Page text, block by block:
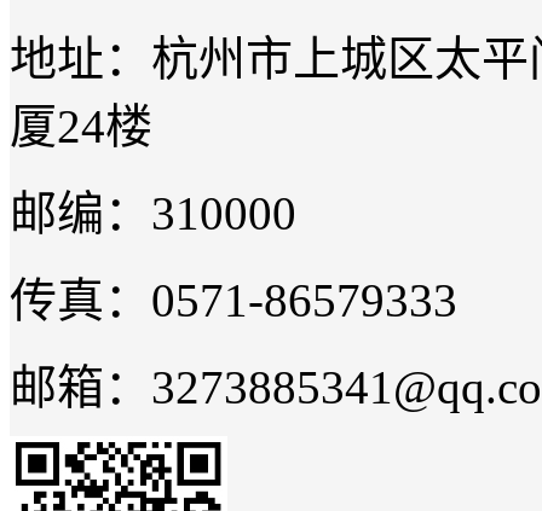
地址：杭州市上城区太
厦24楼
邮编：310000
传真：0571-86579333
邮箱：